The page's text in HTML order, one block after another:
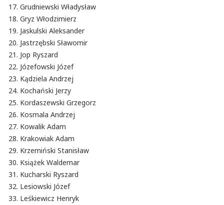
Grudniewski Władysław
Gryz Włodzimierz
Jaskulski Aleksander
Jastrzębski Sławomir
Jop Ryszard
Józefowski Józef
Kądziela Andrzej
Kochański Jerzy
Kordaszewski Grzegorz
Kosmala Andrzej
Kowalik Adam
Krakowiak Adam
Krzemiński Stanisław
Książek Waldemar
Kucharski Ryszard
Lesiowski Józef
Leśkiewicz Henryk